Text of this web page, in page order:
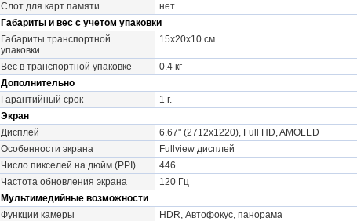
Слот для карт памяти
нет
Габариты и вес с учетом упаковки
Габариты транспортной
упаковки
15х20х10 см
Вес в транспортной упаковке
0.4 кг
Дополнительно
Гарантийный срок
1 г.
Экран
Дисплей
6.67" (2712x1220), Full HD, AMOLED
Особенности экрана
Fullview дисплей
Число пикселей на дюйм (PPI)
446
Частота обновления экрана
120 Гц
Мультимедийные возможности
Функции камеры
HDR, Автофокус, панорама